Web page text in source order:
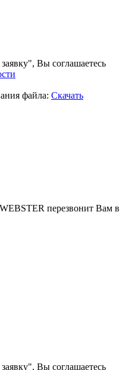
Вы соглашаетесь
файла: Скачать
WEBSTER перезвонит Вам в
Вы соглашаетесь